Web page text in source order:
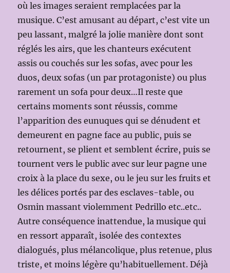
où les images seraient remplacées par la
musique. C’est amusant au départ, c’est vite un
peu lassant, malgré la jolie manière dont sont
réglés les airs, que les chanteurs exécutent
assis ou couchés sur les sofas, avec pour les
duos, deux sofas (un par protagoniste) ou plus
rarement un sofa pour deux…Il reste que
certains moments sont réussis, comme
l’apparition des eunuques qui se dénudent et
demeurent en pagne face au public, puis se
retournent, se plient et semblent écrire, puis se
tournent vers le public avec sur leur pagne une
croix à la place du sexe, ou le jeu sur les fruits et
les délices portés par des esclaves-table, ou
Osmin massant violemment Pedrillo etc..etc..
Autre conséquence inattendue, la musique qui
en ressort apparaît, isolée des contextes
dialogués, plus mélancolique, plus retenue, plus
triste, et moins légère qu’habituellement. Déjà